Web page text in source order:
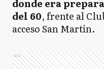
donde era
del 60, frente al
acceso San Martín.
Ads